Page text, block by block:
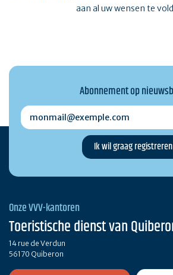
aan al uw wensen te
Abonnement op
monmail@exemple.com
Onze VVV-kantoren
Toeristische dienst van
14 rue de Verdun
56170 Quiberon